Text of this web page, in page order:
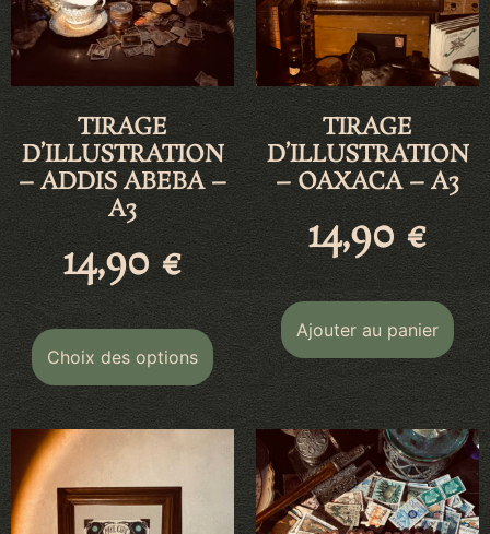
TIRAGE
D’ILLUSTRATION
– ADDIS ABEBA –
A3
14,90€
Choix des options
TIRAGE
D’ILLUSTRATION
– OAXACA – A3
14,90€
Ajouter au panier